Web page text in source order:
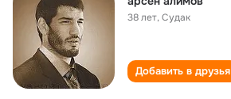
38 лет,Судак
Добавить в друзья